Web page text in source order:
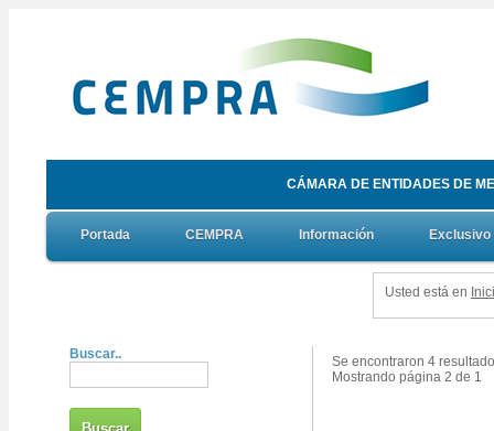
CÁMARA DE ENTIDADES DE
Portada CEMPRA Información
Usted está en
Buscar..
Se encontraron 4
Mostrando página 2 de 1